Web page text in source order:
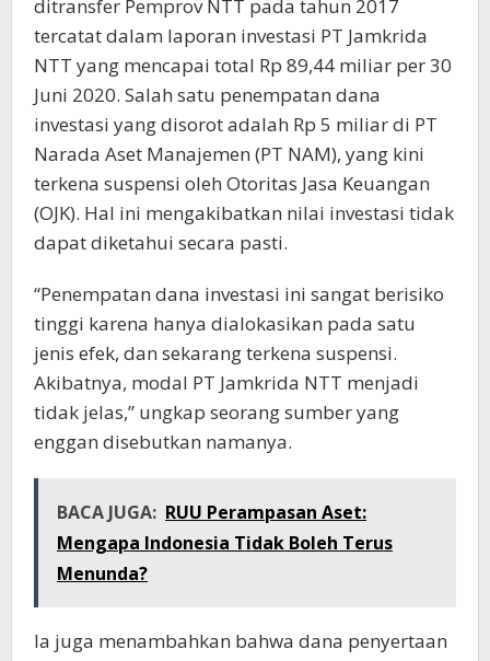
ditransfer Pemprov NTT pada tahun 2017
tercatat dalam laporan investasi PT Jamkrida
NTT yang mencapai total Rp 89,44 miliar per 30
Juni 2020. Salah satu penempatan dana
investasi yang disorot adalah Rp 5 miliar di PT
Narada Aset Manajemen (PT NAM), yang kini
terkena suspensi oleh Otoritas Jasa Keuangan
(OJK). Hal ini mengakibatkan nilai investasi tidak
dapat diketahui secara pasti.
“Penempatan dana investasi ini sangat berisiko
tinggi karena hanya dialokasikan pada satu
jenis efek, dan sekarang terkena suspensi.
Akibatnya, modal PT Jamkrida NTT menjadi
tidak jelas,” ungkap seorang sumber yang
enggan disebutkan namanya.
BACA JUGA: RUU Perampasan Aset:
Mengapa Indonesia Tidak Boleh Terus
Menunda?
Ia juga menambahkan bahwa dana penyertaan